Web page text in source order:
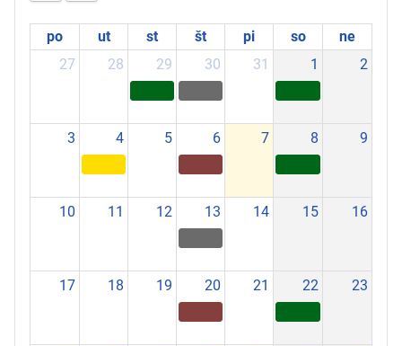
po ut st št pi so
ne
27
28 29 30 31 1 2
3 4 5 6 7 8 9
10 11 12 13 14 15 16
17 18 19 20 21 22 23